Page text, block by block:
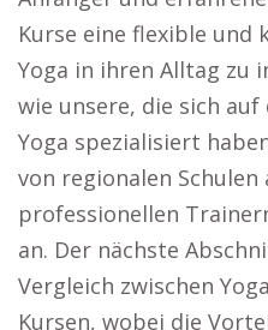
Kurse eine flexible
Yoga in ihren Alltag zu
wie unsere, die sich
Yoga spezialisiert
von regionalen Schulen
professionellen
an. Der nächste
Vergleich zwischen
Kursen, wobei die